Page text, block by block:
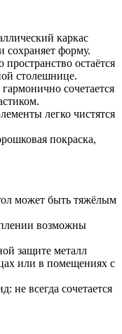
каркас
сохраняет форму.
остаётся
столешнице.
сочетается
легко чистятся
покраска,
может быть тяжёлым
возможны
защите металл
или в помещениях с
не всегда сочетается